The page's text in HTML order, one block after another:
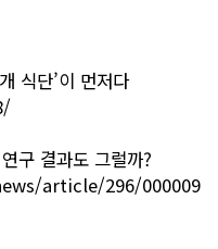
식단’이 먼저다
구 결과도 그럴까?
article/296/000009